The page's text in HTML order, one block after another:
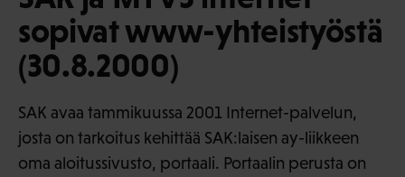
sopivat www-yhteistyöstä
(30.8.2000)
SAK avaa tammikuussa 2001 Internet-palvelun,
josta on tarkoitus kehittää SAK:laisen ay-liikkeen
oma aloitussivusto, portaali. Portaalin perusta on